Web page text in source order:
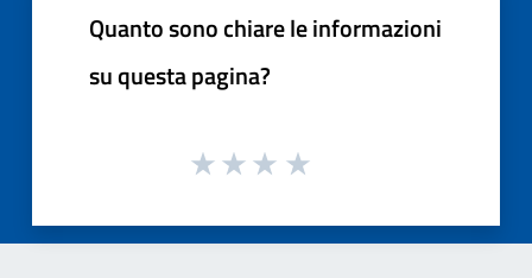
Quanto sono chiare le informazioni
su questa pagina?